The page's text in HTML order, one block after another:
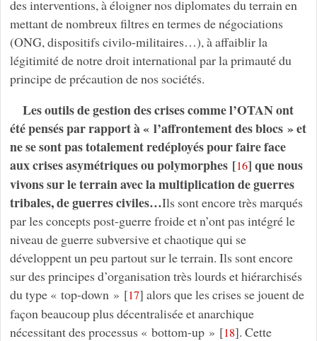
des interventions, à éloigner nos diplomates du terrain en
mettant de nombreux filtres en termes de négociations
(ONG, dispositifs civilo-militaires…), à affaiblir la
légitimité de notre droit international par la primauté du
principe de précaution de nos sociétés.
Les outils de gestion des crises comme l’OTAN ont
été pensés par rapport à « l’affrontement des blocs » et
ne se sont pas totalement redéployés pour faire face
aux crises asymétriques ou polymorphes[16]que nous
vivons sur le terrain avec la multiplication de guerres
tribales, de guerres civiles…Ils sont encore très marqués
par les concepts post-guerre froide et n’ont pas intégré le
niveau de guerre subversive et chaotique qui se
développent un peu partout sur le terrain. Ils sont encore
sur des principes d’organisation très lourds et hiérarchisés
du type « top-down » [17] alors que les crises se jouent de
façon beaucoup plus décentralisée et anarchique
nécessitant des processus « bottom-up » [18]. Cette